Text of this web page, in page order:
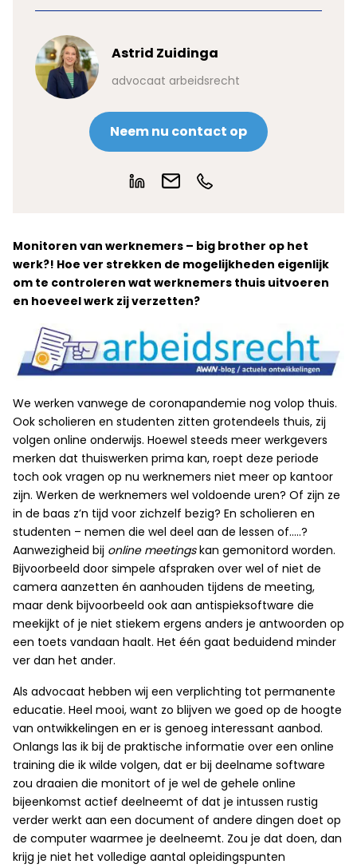
Astrid Zuidinga
advocaat arbeidsrecht
Neem nu contact op
Monitoren van werknemers – big brother op het
werk?! Hoe ver strekken de mogelijkheden eigenlijk
om te controleren wat werknemers thuis uitvoeren
en hoeveel werk zij verzetten?
We werken vanwege de coronapandemie nog volop thuis.
Ook scholieren en studenten zitten grotendeels thuis, zij
volgen online onderwijs. Hoewel steeds meer werkgevers
merken dat thuiswerken prima kan, roept deze periode
toch ook vragen op nu werknemers niet meer op kantoor
zijn. Werken de werknemers wel voldoende uren? Of zijn ze
in de baas z’n tijd voor zichzelf bezig? En scholieren en
studenten – nemen die wel deel aan de lessen of…..?
Aanwezigheid bij online meetingskan gemonitord worden.
Bijvoorbeeld door simpele afspraken over wel of niet de
camera aanzetten én aanhouden tijdens de meeting,
maar denk bijvoorbeeld ook aan antispieksoftware die
meekijkt of je niet stiekem ergens anders je antwoorden op
een toets vandaan haalt. Het één gaat beduidend minder
ver dan het ander.
Als advocaat hebben wij een verplichting tot permanente
educatie. Heel mooi, want zo blijven we goed op de hoogte
van ontwikkelingen en er is genoeg interessant aanbod.
Onlangs las ik bij de praktische informatie over een online
training die ik wilde volgen, dat er bij deelname software
zou draaien die monitort of je wel de gehele online
bijeenkomst actief deelneemt of dat je intussen rustig
verder werkt aan een document of andere dingen doet op
de computer waarmee je deelneemt. Zou je dat doen, dan
krijg je niet het volledige aantal opleidingspunten